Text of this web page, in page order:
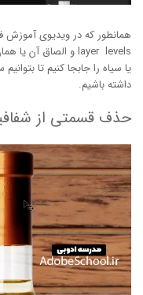
یا سیاه را جابجا کنیم تا
داشته باشیم.
حذف قسمتی از